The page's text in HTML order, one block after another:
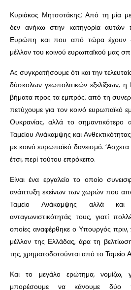
Κυριάκος Μητσοτάκης: Από τη μία
δεν ανήκω στην κατηγορία αυτών
Ευρώπη και που από τώρα έχουν
μέλλον του κοινού ευρωπαϊκού μας
Ας συγκρατήσουμε ότι και την
δύσκολων γεωπολιτικών εξελίξεων,
βήματα προς τα εμπρός: από τη
πετύχουμε για τον κοινό ευρωπαϊκό
Ουκρανίας, αλλά το
Ταμείου Ανάκαμψης και
με κοινό ευρωπαϊκό δανεισμό.
έτσι, περί τούτου επρόκειτο.
Είναι ένα εργαλείο το οποίο
ανάπτυξη εκείνων των χωρών που
Ταμείο Ανάκαμψης αλλά
ανταγωνιστικότητάς τους, γιατί
οποίες αναφέρθηκε ο Υπουργός
μέλλον της Ελλάδας, άρα τη
της, χρηματοδοτούνται από το Ταμείο
Και το μεγάλο ερώτημα, νομίζω,
μπορέσουμε να κάνουμε δύο